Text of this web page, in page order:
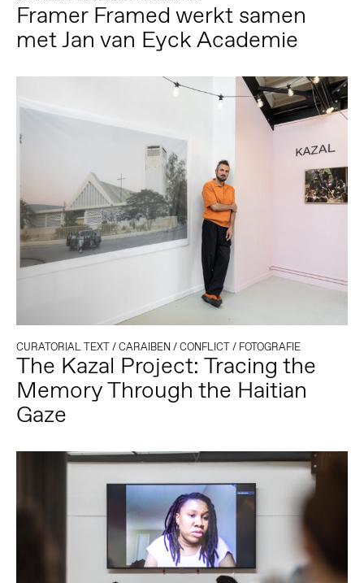
Framer Framed werkt samen
met Jan van Eyck Academie
CURATORIAL TEXT/CARAIBEN/CONFLICT/ FOTOGRAFIE
The Kazal Project: Tracing the
Memory Through the Haitian
Gaze